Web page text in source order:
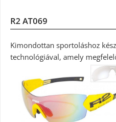
R2 AT069
Kimondottan sportoláshoz
technológiával, amely